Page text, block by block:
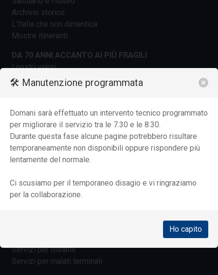
🛠️ Manutenzione programmata
Domani sarà effettuato un intervento tecnico programmato
per migliorare il servizio tra le 7.30 e le 8.30.
Durante questa fase alcune pagine potrebbero risultare
temporaneamente non disponibili oppure rispondere più
lentamente del normale.
Ci scusiamo per il temporaneo disagio e vi ringraziamo
per la collaborazione.
Ho capito
Archivio storico
L'Italia che non dimentica
Mostre itineranti
DA 70 ANNI ACCANTO AI PIÙ FRAGILI
I nostri valori
La struttura organizzativa
Il Beato don Carlo Gnocchi: un uomo e il suo sogno
SERVIZI E PRESTAZIONI
Servizi in regime di ricovero
Servizi Area Ambulatoriale
Radiologia e diagnostica per immagini
Diagnostica Strumentale
Servizi per disabili
Servizi per malati terminali